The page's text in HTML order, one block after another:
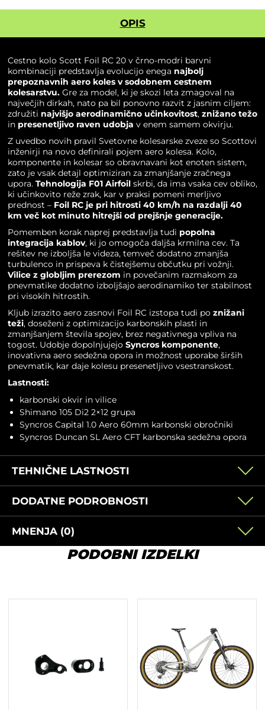
količina
OPIS
Cestno kolo Scott Foil RC 20 v črno-modri barvni
kombinaciji predstavlja evolucijo enega najbolj
prepoznavnih aero koles v sodobnem cestnem
kolesarstvu.Gre za model, ki je skozi leta zmagoval na
največjih dirkah, nato pa bil ponovno razvit z jasnim ciljem:
združiti najvišjo aerodinamično učinkovitost, znižano težo
in presenetljivo raven udobja v enem samem okvirju.
Z uvedbo novih pravil Svetovne kolesarske zveze so Scottovi
inženirji na novo definirali pojem aero kolesa. Kolo,
komponente in kolesar so obravnavani kot enoten sistem,
zato je vsak detajl optimiziran za zmanjšanje zračnega
upora. Tehnologija F01 Airfoilskrbi, da ima vsaka cev obliko,
ki učinkovito reže zrak, kar v praksi pomeni merljivo
prednost – Foil RC je pri hitrosti 40 km/h na razdalji 40
km več kot minuto hitrejši od prejšnje generacije.
Pomemben korak naprej predstavlja tudi popolna
integracija kablov, ki jo omogoča daljša krmilna cev. Ta
rešitev ne izboljša le videza, temveč dodatno zmanjša
turbulenco in prispeva k čistejšemu občutku pri vožnji.
Vilice z globljim prerezom in povečanim razmakom za
pnevmatike dodatno izboljšajo aerodinamiko ter stabilnost
pri visokih hitrostih.
Kljub izrazito aero zasnovi Foil RC izstopa tudi po znižani
teži, doseženi z optimizacijo karbonskih plasti in
zmanjšanjem števila spojev, brez negativnega vpliva na
togost. Udobje dopolnjujejo Syncros komponente,
inovativna aero sedežna opora in možnost uporabe širših
pnevmatik, kar daje kolesu presenetljivo vsestranskost.
Lastnosti:
karbonski okvir in vilice
Shimano 105 Di2 2×12 grupa
Syncros Capital 1.0 Aero 60mm karbonski obročniki
Syncros Duncan SL Aero CFT karbonska sedežna opora
TEHNIČNE LASTNOSTI
DODATNE PODROBNOSTI
MNENJA (0)
PODOBNI IZDELKI